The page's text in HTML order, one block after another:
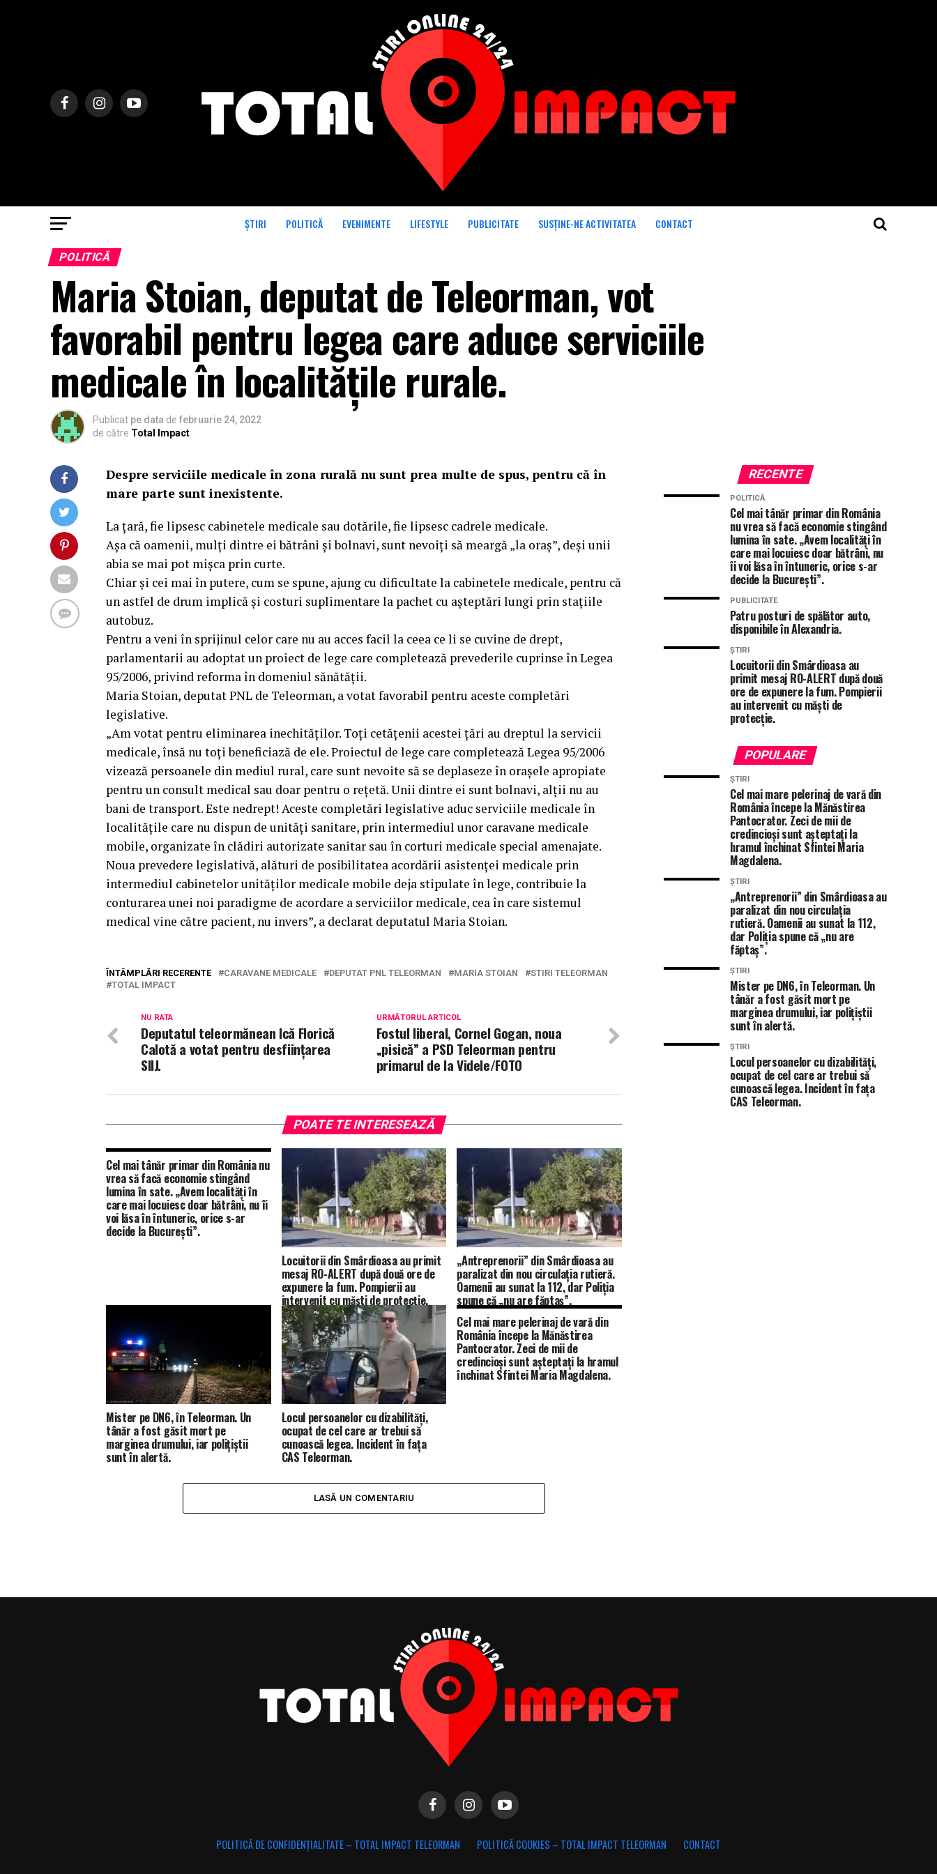
ȘTIRI POLITICĂ EVENIMENTE LIFESTYLE PUBLICITATE SUSȚINE-NE ACTIVITATEA CONTACT
POLITICĂ
Maria Stoian, deputat de Teleorman, vot
favorabil pentru legea care aduce serviciile
medicale în localitățile rurale.
Publicat pe data de februarie 24, 2022
de către Total Impact
Despre serviciile medicale în zona rurală nu sunt prea multe de spus, pentru că în
mare parte sunt inexistente.
La țară, fie lipsesc cabinetele medicale sau dotările, fie lipsesc cadrele medicale.
Așa că oamenii, mulți dintre ei bătrâni și bolnavi, sunt nevoiți să meargă „la oraș”, deși unii
abia se mai pot mișca prin curte.
Chiar și cei mai în putere, cum se spune, ajung cu dificultate la cabinetele medicale, pentru că
un astfel de drum implică și costuri suplimentare la pachet cu așteptări lungi prin stațiile
autobuz.
Pentru a veni în sprijinul celor care nu au acces facil la ceea ce li se cuvine de drept,
parlamentarii au adoptat un proiect de lege care completează prevederile cuprinse în Legea
95/2006, privind reforma în domeniul sănătății.
Maria Stoian, deputat PNL de Teleorman, a votat favorabil pentru aceste completări
legislative.
„Am votat pentru eliminarea inechităților. Toți cetățenii acestei țări au dreptul la servicii
medicale, însă nu toți beneficiază de ele. Proiectul de lege care completează Legea 95/2006
vizează persoanele din mediul rural, care sunt nevoite să se deplaseze în orașele apropiate
pentru un consult medical sau doar pentru o rețetă. Unii dintre ei sunt bolnavi, alții nu au
bani de transport. Este nedrept! Aceste completări legislative aduc serviciile medicale în
localitățile care nu dispun de unități sanitare, prin intermediul unor caravane medicale
mobile, organizate în clădiri autorizate sanitar sau în corturi medicale special amenajate.
Noua prevedere legislativă, alături de posibilitatea acordării asistenței medicale prin
intermediul cabinetelor unităților medicale mobile deja stipulate în lege, contribuie la
conturarea unei noi paradigme de acordare a serviciilor medicale, cea în care sistemul
medical vine către pacient, nu invers”, a declarat deputatul Maria Stoian.
ÎNTÂMPLĂRI RECERENTE CARAVANE MEDICALE DEPUTAT PNL TELEORMAN MARIA STOIAN
STIRI TELEORMAN
TOTAL IMPACT
URMĂTORUL ARTICOL
Fostul liberal, Cornel Gogan, noua
„pisică” a PSD Teleorman pentru
primarul de la Videle/FOTO
NU RATA
Deputatul teleormănean Ică Florică
Calotă a votat pentru desființarea
SIIJ.
POATE TE INTERESEAZĂ
Cel mai tânăr primar din România nu
vrea să facă economie stingând
lumina în sate. „Avem localități în
care mai locuiesc doar bătrâni, nu îi
voi lăsa în întuneric, orice s-ar
decide la București”.
Locuitorii din Smârdioasa au primit
mesaj RO-ALERT după două ore de
expunere la fum. Pompierii au
intervenit cu măști de protecție.
„Antreprenorii” din Smârdioasa au
paralizat din nou circulația rutieră.
Oamenii au sunat la 112, dar Poliția
spune că „nu are făptaș”.
Mister pe DN6, în Teleorman. Un
tânăr a fost găsit mort pe
marginea drumului, iar polițiștii
sunt în alertă.
Locul persoanelor cu dizabilități,
ocupat de cel care ar trebui să
cunoască legea. Incident în fața
CAS Teleorman.
Cel mai mare pelerinaj de vară din
România începe la Mănăstirea
Pantocrator. Zeci de mii de
credincioși sunt așteptați la hramul
închinat Sfintei Maria Magdalena.
LASĂ UN COMENTARIU
RECENTE
POLITICĂ
Cel mai tânăr primar din România
nu vrea să facă economie stingând
lumina în sate. „Avem localități în
care mai locuiesc doar bătrâni, nu
îi voi lăsa în întuneric, orice s-ar
decide la București”.
PUBLICITATE
Patru posturi de spălător auto,
disponibile în Alexandria.
ȘTIRI
Locuitorii din Smârdioasa au
primit mesaj RO-ALERT după două
ore de expunere la fum. Pompierii
au intervenit cu măști de
protecție.
POPULARE
ȘTIRI
Cel mai mare pelerinaj de vară din
România începe la Mănăstirea
Pantocrator. Zeci de mii de
credincioși sunt așteptați la
hramul închinat Sfintei Maria
Magdalena.
ȘTIRI
„Antreprenorii” din Smârdioasa au
paralizat din nou circulația
rutieră. Oamenii au sunat la 112,
dar Poliția spune că „nu are
făptaș”.
ȘTIRI
Mister pe DN6, în Teleorman. Un
tânăr a fost găsit mort pe
marginea drumului, iar polițiștii
sunt în alertă.
ȘTIRI
Locul persoanelor cu dizabilități,
ocupat de cel care ar trebui să
cunoască legea. Incident în fața
CAS Teleorman.
POLITICĂ DE CONFIDENȚIALITATE – TOTAL IMPACT TELEORMAN POLITICĂ COOKIES – TOTAL IMPACT TELEORMAN CONTACT